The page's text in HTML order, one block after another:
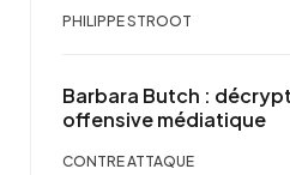
PHILIPPE STROOT
Barbara Butch :
offensive médiatique
CONTRE ATTAQUE